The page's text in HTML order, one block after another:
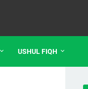
USHUL FIQH